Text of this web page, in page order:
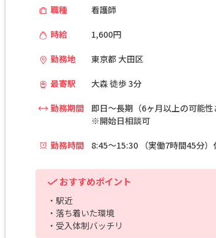
職種 看護師
時給 1,600円
勤務地 東京都 大田区
最寄駅 大森 徒歩 3分
勤務期間
即日～長期（6ヶ月以上の可能性
※開始日相談可
勤務時間 8:45～15:30 （実働7時間45分）
おすすめポイント
・駅近
・落ち着いた環境
・受入体制バッチリ